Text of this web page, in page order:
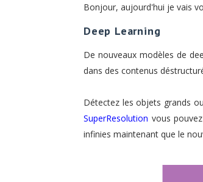
Bonjour, aujourd'hui je vais
Deep Learning
De nouveaux modèles de
dans des contenus
Détectez les objets grands
SuperResolution vous
infinies maintenant que le